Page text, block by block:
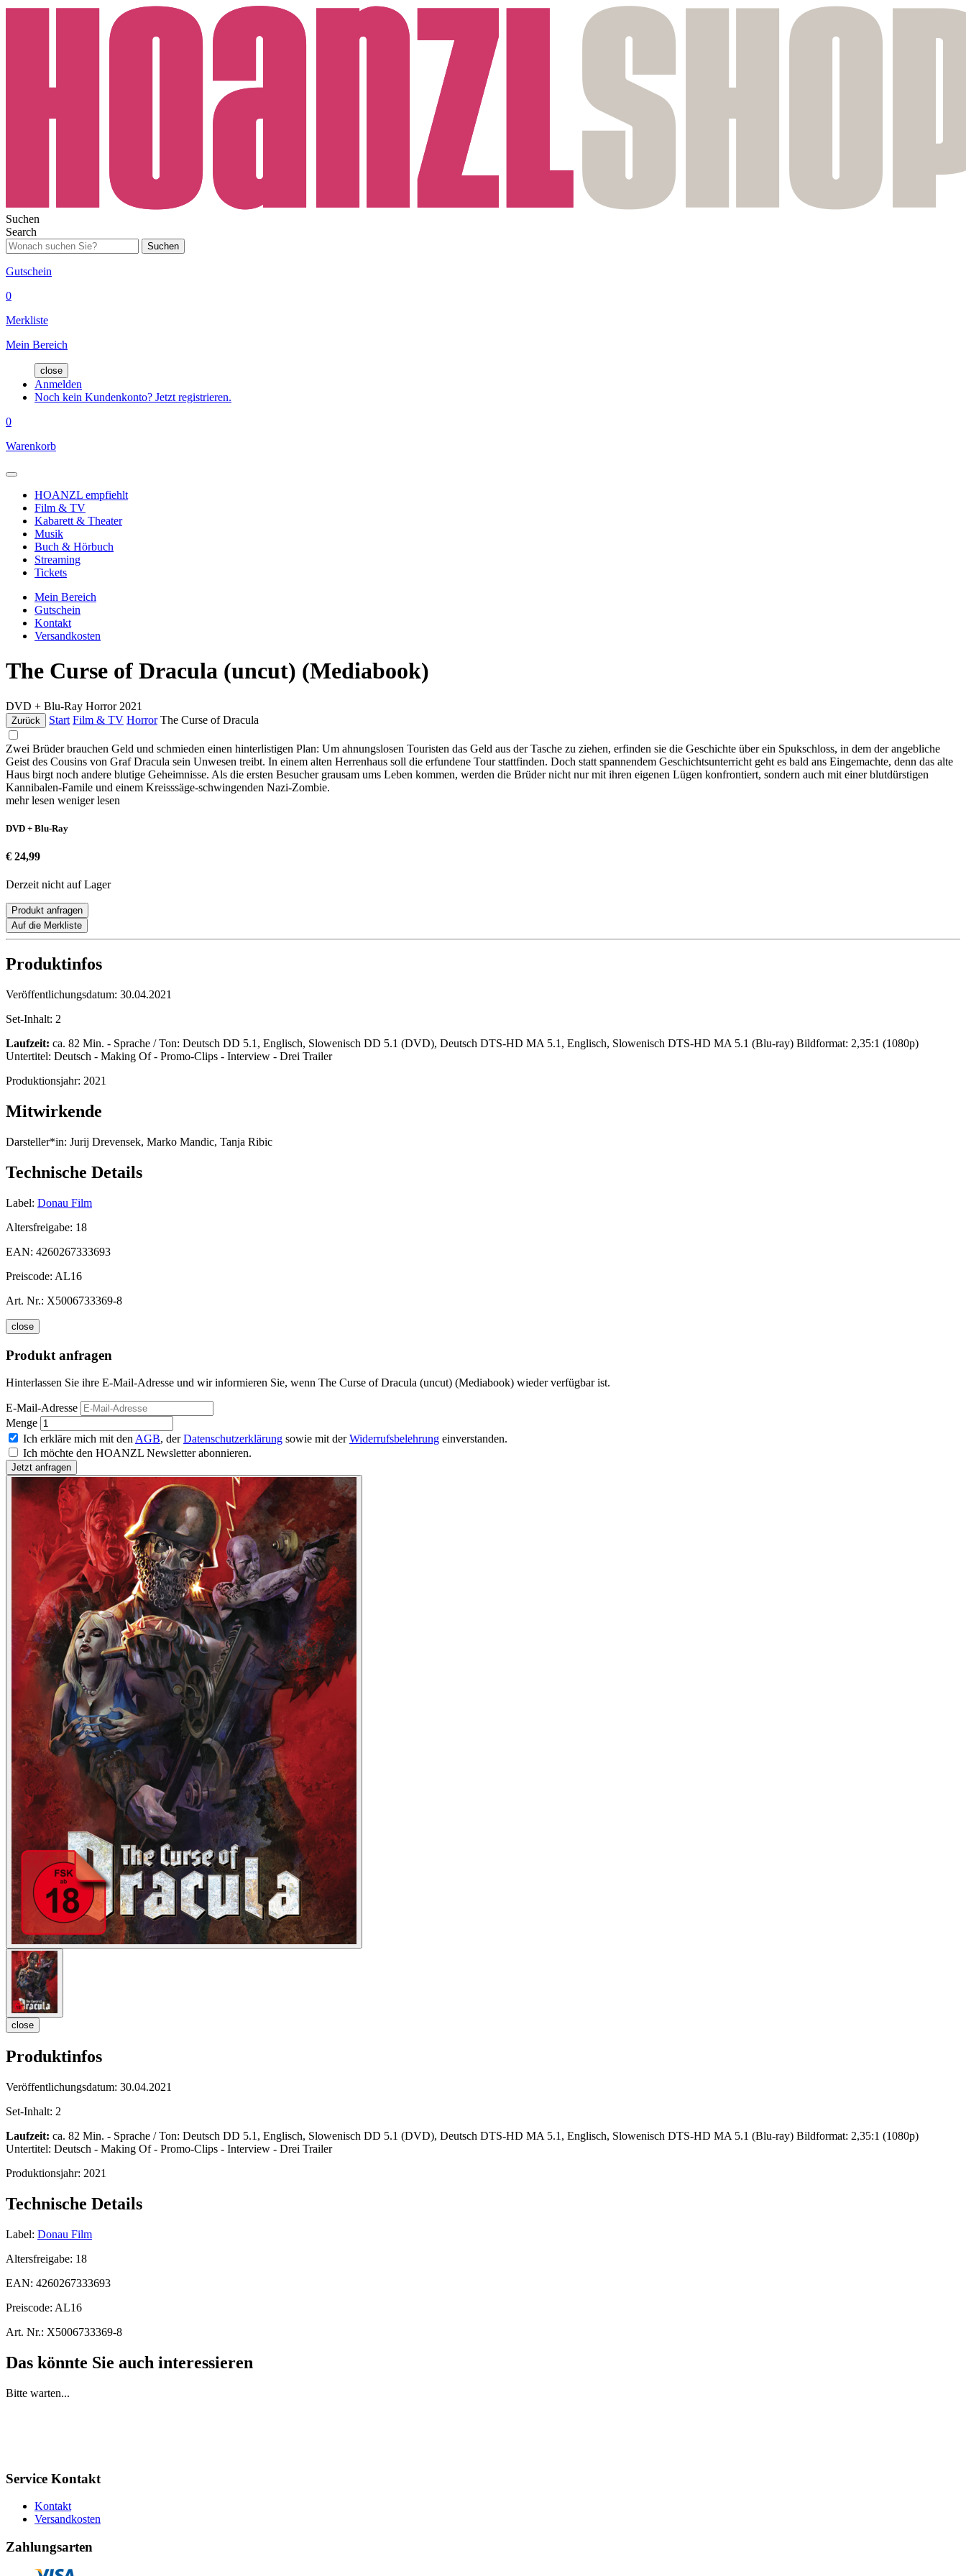
Suchen
Search
Suchen
Gutschein
0
Merkliste
Mein Bereich
close
Anmelden
Noch kein Kundenkonto? Jetzt registrieren.
0
Warenkorb
HOANZL empfiehlt
Film & TV
Kabarett & Theater
Musik
Buch & Hörbuch
Streaming
Tickets
Mein Bereich
Gutschein
Kontakt
Versandkosten
The Curse of Dracula (uncut) (Mediabook)
DVD + Blu-Ray Horror 2021
Zurück Start Film & TV Horror The Curse of Dracula
Zwei Brüder brauchen Geld und schmieden einen hinterlistigen Plan: Um ahnungslosen Touristen das Geld aus der Tasche zu ziehen, erfinden sie die Geschichte über ein Spukschloss, in dem der angebliche
Geist des Cousins von Graf Dracula sein Unwesen treibt. In einem alten Herrenhaus soll die erfundene Tour stattfinden. Doch statt spannendem Geschichtsunterricht geht es bald ans Eingemachte, denn das alte
Haus birgt noch andere blutige Geheimnisse. Als die ersten Besucher grausam ums Leben kommen, werden die Brüder nicht nur mit ihren eigenen Lügen konfrontiert, sondern auch mit einer blutdürstigen
Kannibalen-Famile und einem Kreisssäge-schwingenden Nazi-Zombie.
mehr lesen weniger lesen
DVD + Blu-Ray
€ 24,99
Derzeit nicht auf Lager
Produkt anfragen
Auf die Merkliste
Produktinfos
Veröffentlichungsdatum: 30.04.2021
Set-Inhalt: 2
Laufzeit: ca. 82 Min. - Sprache / Ton: Deutsch DD 5.1, Englisch, Slowenisch DD 5.1 (DVD), Deutsch DTS-HD MA 5.1, Englisch, Slowenisch DTS-HD MA 5.1 (Blu-ray) Bildformat: 2,35:1 (1080p)
Untertitel: Deutsch - Making Of - Promo-Clips - Interview - Drei Trailer
Produktionsjahr: 2021
Mitwirkende
Darsteller*in: Jurij Drevensek, Marko Mandic, Tanja Ribic
Technische Details
Label: Donau Film
Altersfreigabe: 18
EAN: 4260267333693
Preiscode: AL16
Art. Nr.: X5006733369-8
close
Produkt anfragen
Hinterlassen Sie ihre E-Mail-Adresse und wir informieren Sie, wenn The Curse of Dracula (uncut) (Mediabook) wieder verfügbar ist.
E-Mail-Adresse
Menge
Ich erkläre mich mit den AGB, derDatenschutzerklärung sowie mit derWiderrufsbelehrung einverstanden.
Ich möchte den HOANZL Newsletter abonnieren.
close
Produktinfos
Veröffentlichungsdatum: 30.04.2021
Set-Inhalt: 2
Laufzeit: ca. 82 Min. - Sprache / Ton: Deutsch DD 5.1, Englisch, Slowenisch DD 5.1 (DVD), Deutsch DTS-HD MA 5.1, Englisch, Slowenisch DTS-HD MA 5.1 (Blu-ray) Bildformat: 2,35:1 (1080p)
Untertitel: Deutsch - Making Of - Promo-Clips - Interview - Drei Trailer
Produktionsjahr: 2021
Technische Details
Label: Donau Film
Altersfreigabe: 18
EAN: 4260267333693
Preiscode: AL16
Art. Nr.: X5006733369-8
Das könnte Sie auch interessieren
Bitte warten...
Service Kontakt
Kontakt
Versandkosten
Zahlungsarten